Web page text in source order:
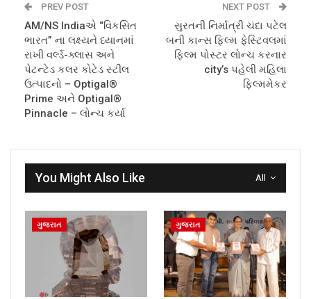
PREV POST
AM/NS Indiaએ “વિકસિત
ભારત” ના લક્ષ્યને ધ્યાનમાં
રાખી વર્લ્ડ-ક્લાસ અને
પેટન્ટેડ કલર કોટેડ સ્ટીલ
ઉત્પાદનો – Optigal®
Prime અને Optigal®
Pinnacle – લોન્ચ કર્યા
NEXT POST
સુરતની નિર્માત્રી ચંદા પટેલ
બની કાન્સ ફિલ્મ ફેસ્ટિવલમાં
ફિલ્મ પોસ્ટર લોન્ચ કરનાર
city’s પહેલી મહિલા
ફિલ્મમેકર
All
You Might Also Like
ગુજરાત ગુજરાત